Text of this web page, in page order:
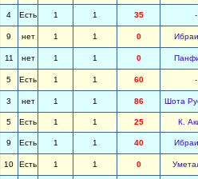
4 Есть 1 1 35 -
9 нет 1 1 0
11 нет 1 1 0
5 Есть 1 1 60 -
3 нет 1 1 86 Шота
5 Есть 1 1 25 К.
9 Есть 1 1 40
10 Есть 1 1 0